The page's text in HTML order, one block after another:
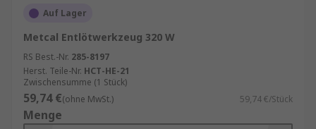
Auf Lager
Metcal Entlötwerkzeug 320 W
RS Best.-Nr. 285-8197
Herst. Teile-Nr. HCT-HE-21
Zwischensumme (1 Stück)
59,74 €(ohne MwSt.) 59,74 €/Stück
Menge